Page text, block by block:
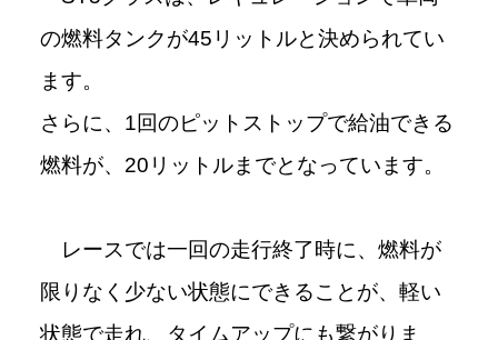
の燃料タンクが45リットルと決められてい
ます。
さらに、1回のピットストップで給油できる
燃料が、20リットルまでとなっています。
レースでは一回の走行終了時に、燃料が
限りなく少ない状態にできることが、軽い
状態で走れ、タイムアップにも繋がりま